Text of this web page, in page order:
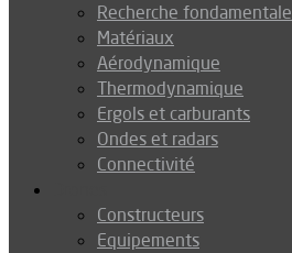
Recherche fondamentale
Matériaux
Aérodynamique
Thermodynamique
Ergols et carburants
Ondes et radars
Connectivité
Constructeurs
Equipements